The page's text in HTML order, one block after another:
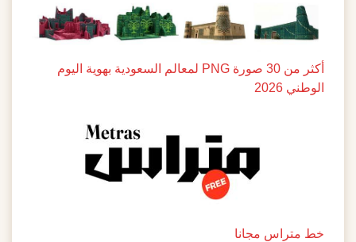
أكثر من 30 صورة PNG لمعالم السعودية بهوية اليوم
الوطني 2026
خط متراس مجانا